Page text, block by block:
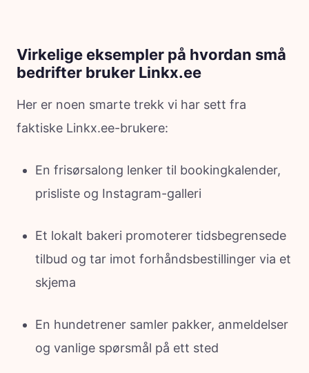
Virkelige eksempler på hvordan små
bedrifter bruker Linkx.ee
Her er noen smarte trekk vi har sett fra
faktiske Linkx.ee-brukere:
En frisørsalong lenker til bookingkalender,
prisliste og Instagram-galleri
Et lokalt bakeri promoterer tidsbegrensede
tilbud og tar imot forhåndsbestillinger via et
skjema
En hundetrener samler pakker, anmeldelser
og vanlige spørsmål på ett sted